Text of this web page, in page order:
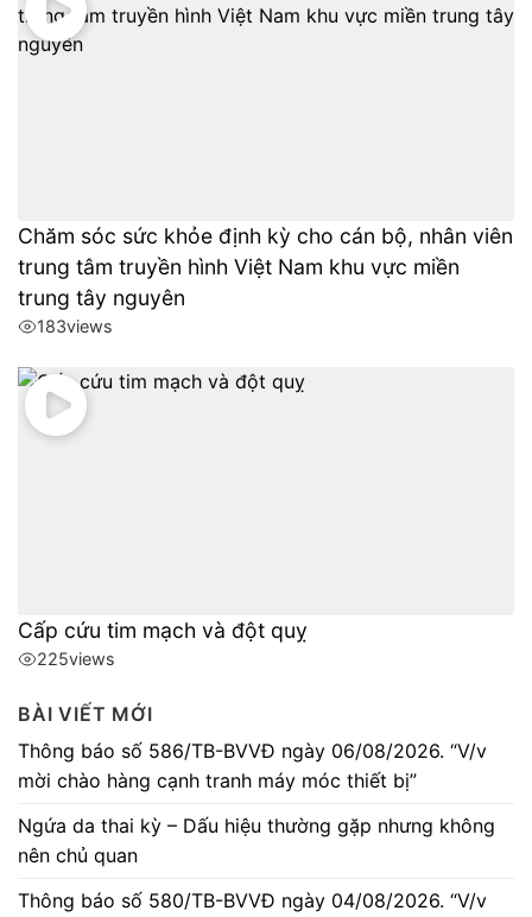
Chăm sóc sức khỏe định kỳ cho cán bộ, nhân viên
trung tâm truyền hình Việt Nam khu vực miền
trung tây nguyên
183views
Cấp cứu tim mạch và đột quỵ
225views
BÀI VIẾT MỚI
Thông báo số 586/TB-BVVĐ ngày 06/08/2026. “V/v
mời chào hàng cạnh tranh máy móc thiết bị”
Ngứa da thai kỳ – Dấu hiệu thường gặp nhưng không
nên chủ quan
Thông báo số 580/TB-BVVĐ ngày 04/08/2026. “V/v